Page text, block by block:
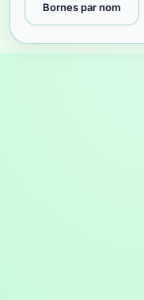
Bornes par nom